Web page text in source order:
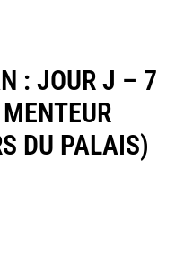
: JOUR J – 7
DU PALAIS)